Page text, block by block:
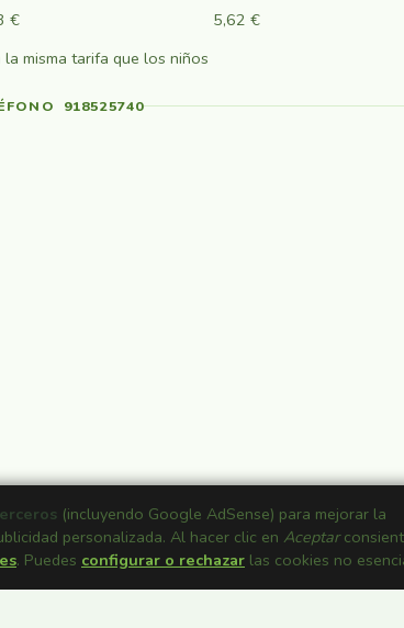
€
5,62 €
misma tarifa que los niños
918525740
(incluyendo Google AdSense) para mejorar la
personalizada. Al hacer clic en Aceptar
. Puedes configurar o rechazar las cookies no